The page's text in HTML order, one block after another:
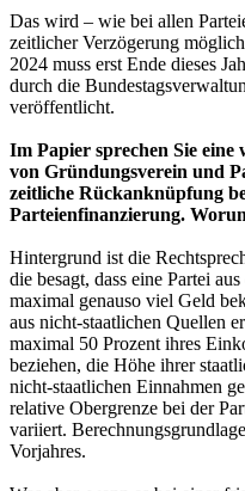
Das wird – wie bei allen
zeitlicher Verzögerung
2024 muss erst Ende dieses
durch die
veröffentlicht.
Im Papier sprechen Sie
von Gründungsverein und
zeitliche Rückanknüpfung
Parteienfinanzierung.
Hintergrund ist die
die besagt, dass eine Partei
maximal genauso viel Geld
aus nicht-staatlichen Quellen
maximal 50 Prozent ihres
beziehen, die Höhe ihrer
nicht-staatlichen Einnahmen
relative Obergrenze bei der
variiert.
Vorjahres.